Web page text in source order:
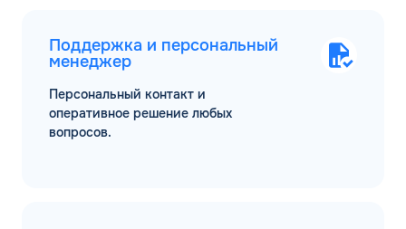
Поддержка и персональный
менеджер
Персональный контакт и
оперативное решение любых
вопросов.